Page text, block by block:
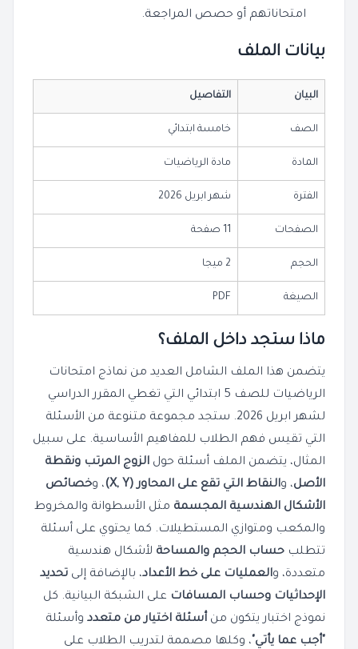
امتحاناتهم أو حصص المراجعة.
بيانات الملف
البيان التفاصيل
الصف خامسة ابتدائي
المادة مادة الرياضيات
الفترة شهر ابريل 2026
الصفحات 11 صفحة
الحجم 2 ميجا
الصيغة PDF
ماذا ستجد داخل الملف؟
يتضمن هذا الملف الشامل العديد من نماذج امتحانات
الرياضيات للصف 5 ابتدائي التي تغطي المقرر الدراسي
لشهر ابريل 2026. ستجد مجموعة متنوعة من الأسئلة
التي تقيس فهم الطلاب للمفاهيم الأساسية. على سبيل
المثال، يتضمن الملف أسئلة حول الزوج المرتب ونقطة
الأصل، والنقاط التي تقع على المحاور (X, Y) ، وخصائص
الأشكال الهندسية المجسمة مثل الأسطوانة والمخروط
والمكعب ومتوازي المستطيلات. كما يحتوي على أسئلة
تتطلب حساب الحجم والمساحة لأشكال هندسية
متعددة، والعمليات على خط الأعداد، بالإضافة إلى تحديد
الإحداثيات وحساب المسافات على الشبكة البيانية. كل
نموذج اختبار يتكون من أسئلة اختيار من متعدد وأسئلة
"أجب عما يأتي"، وكلها مصممة لتدريب الطلاب على